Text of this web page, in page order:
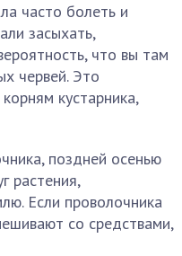
часто болеть и
засыхать,
что вы там
червей. Это
кустарника,
поздней осенью
растения,
Если проволочника
со средствами,